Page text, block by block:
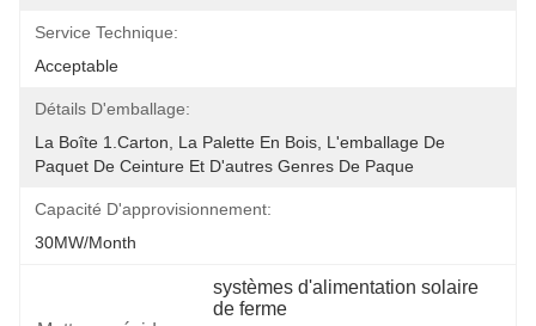
Service Technique:
Acceptable
Détails D'emballage:
La Boîte 1.Carton, La Palette En Bois, L'emballage De
Paquet De Ceinture Et D'autres Genres De Paque
Capacité D'approvisionnement:
30MW/month
systèmes d'alimentation solaire
de ferme